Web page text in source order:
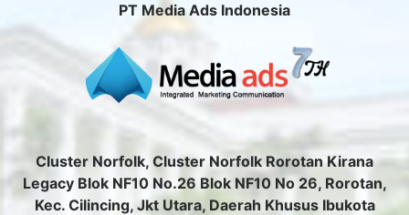
PT Media Ads Indonesia
Cluster Norfolk, Cluster Norfolk Rorotan Kirana
Legacy Blok NF10 No.26 Blok NF10 No 26, Rorotan,
Kec. Cilincing, Jkt Utara, Daerah Khusus Ibukota